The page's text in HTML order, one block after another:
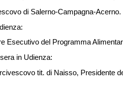
di Salerno-Campagna-Acerno.
Esecutivo del Programma
in Udienza:
tit. di Naisso, Presidente